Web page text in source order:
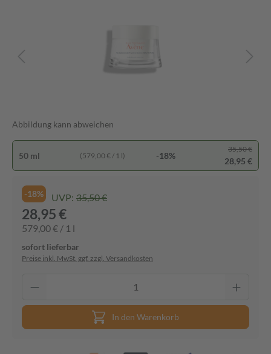
Abbildung kann abweichen
50 ml (579,00 € / 1 l) -18%
35,50 €
28,95 €
-18% UVP: 35,50 €
28,95 €
579,00 € / 1 l
sofort lieferbar
Preise inkl. MwSt. ggf. zzgl. Versandkosten
In den Warenkorb